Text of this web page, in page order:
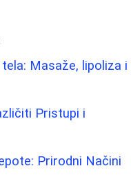
Masaže, lipoliza i
Pristupi i
Prirodni Načini